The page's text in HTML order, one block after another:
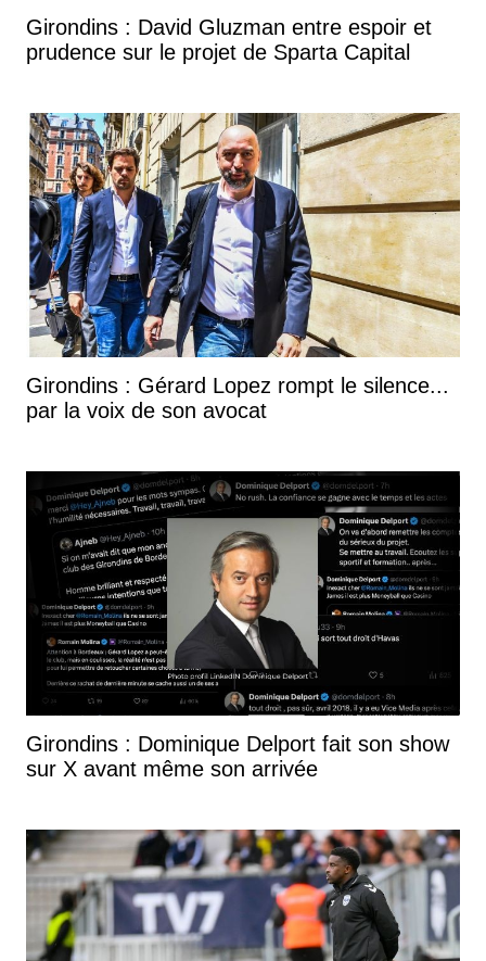
Girondins : David Gluzman entre espoir et
prudence sur le projet de Sparta Capital
Girondins : Gérard Lopez rompt le silence...
par la voix de son avocat
Girondins : Dominique Delport fait son show
sur X avant même son arrivée